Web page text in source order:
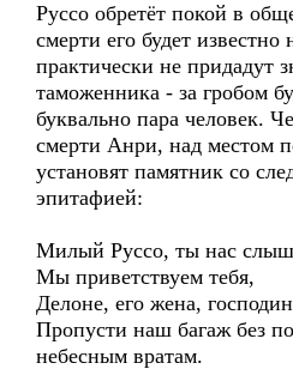
Руссо обретёт покой в
смерти его будет
практически не придадут
таможенника - за гробом
буквально пара человек.
смерти Анри, над местом
установят памятник со
эпитафией:
Милый Руссо, ты нас
Мы приветствуем тебя,
Делоне, его жена,
Пропусти наш багаж без
небесным вратам.